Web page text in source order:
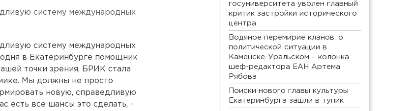
систему международных
систему международных
в Екатеринбурге помощник
точки зрения, БРИК стала
Мы должны не просто
новую, справедливую
есть все шансы это сделать, -
госуниверситета уволен главный
критик застройки исторического
центра
Водяное перемирие кланов: о
политической ситуации в
Каменске-Уральском – колонка
шеф-редактора ЕАН Артема
Рябова
Поиски нового главы культуры
Екатеринбурга зашли в тупик